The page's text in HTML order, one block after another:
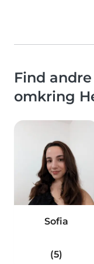
Find
omkring
Sofia
(5)